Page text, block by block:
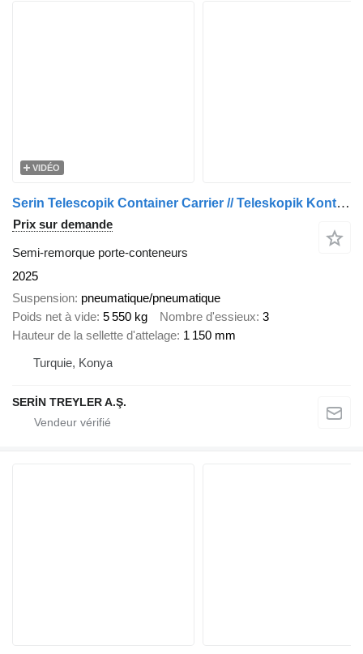
VIDÉO
Serin Telescopik Container Carrier // Teleskopik Konteyner Taşıyıcı
Prix sur demande
Semi-remorque porte-conteneurs
2025
Suspension pneumatique/pneumatique
Poids net à vide 5 550 kg Nombre d'essieux 3
Hauteur de la sellette d'attelage 1 150 mm
Turquie, Konya
SERİN TREYLER A.Ş.